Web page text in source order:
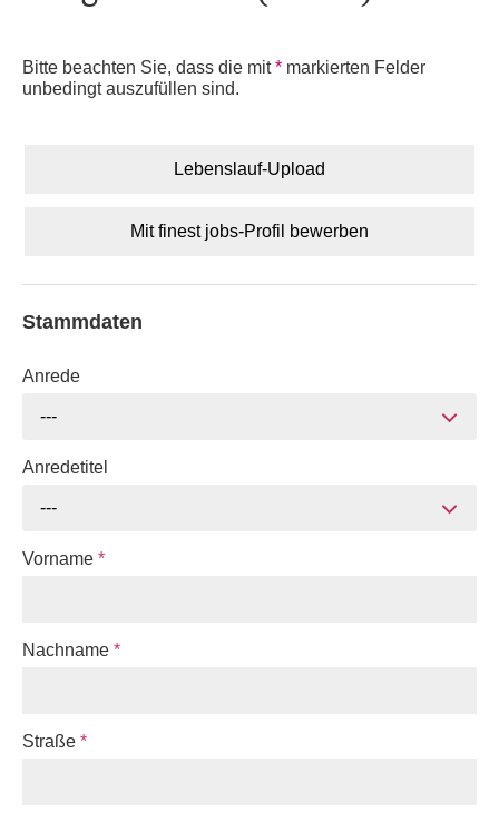
Bitte beachten Sie, dass die mit* markierten Felder
unbedingt auszufüllen sind.
Lebenslauf-Upload
Mit finest jobs-Profil bewerben
Stammdaten
Anrede
---
Anredetitel
---
Vorname *
Nachname *
Straße *